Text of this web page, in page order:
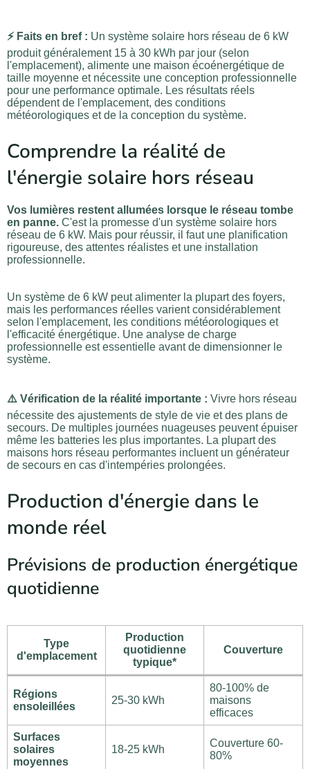
⚡ Faits en bref : Un système solaire hors réseau de 6 kW
produit généralement 15 à 30 kWh par jour (selon
l'emplacement), alimente une maison écoénergétique de
taille moyenne et nécessite une conception professionnelle
pour une performance optimale. Les résultats réels
dépendent de l'emplacement, des conditions
météorologiques et de la conception du système.
Comprendre la réalité de
l'énergie solaire hors réseau
Vos lumières restent allumées lorsque le réseau tombe
en panne. C'est la promesse d'un système solaire hors
réseau de 6 kW. Mais pour réussir, il faut une planification
rigoureuse, des attentes réalistes et une installation
professionnelle.
Un système de 6 kW peut alimenter la plupart des foyers,
mais les performances réelles varient considérablement
selon l'emplacement, les conditions météorologiques et
l'efficacité énergétique. Une analyse de charge
professionnelle est essentielle avant de dimensionner le
système.
⚠️ Vérification de la réalité importante : Vivre hors réseau
nécessite des ajustements de style de vie et des plans de
secours. De multiples journées nuageuses peuvent épuiser
même les batteries les plus importantes. La plupart des
maisons hors réseau performantes incluent un générateur
de secours en cas d'intempéries prolongées.
Production d'énergie dans le
monde réel
Prévisions de production énergétique
quotidienne
Type
d'emplacement
Production
quotidienne
typique*
Couverture
Régions
ensoleillées
25-30 kWh
80-100% de
maisons
efficaces
Surfaces
solaires
moyennes
18-25 kWh
Couverture 60-
80%